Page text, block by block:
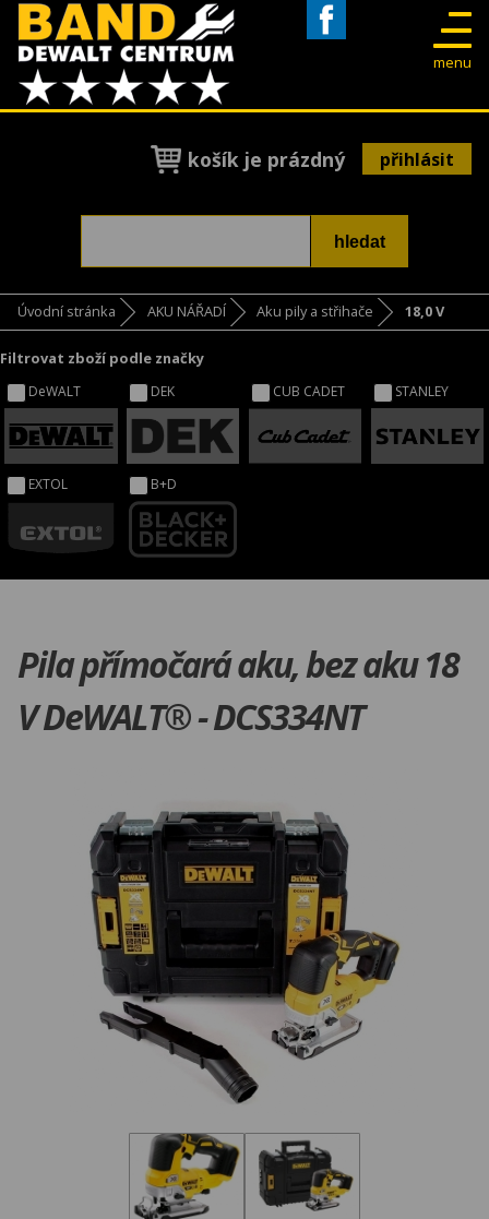
menu
košík je prázdný přihlásit
Úvodní stránka AKU NÁŘADÍ Aku pily a střihače 18,0 V
Filtrovat zboží podle značky
DeWALT DEK CUB CADET STANLEY
EXTOL B+D
Pila přímočará aku, bez aku 18
V DeWALT® - DCS334NT